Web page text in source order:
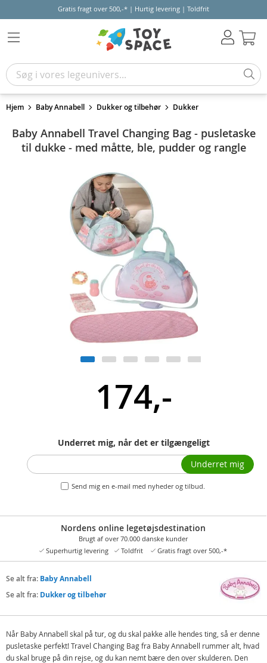
Gratis fragt over 500,-* | Hurtig levering | Toldfrit
Hjem Baby Annabell Dukker og tilbehør Dukker
Baby Annabell Travel Changing Bag - pusletaske
til dukke - med måtte, ble, pudder og rangle
174,-
Underret mig, når det er tilgængeligt
Send mig en e-mail med nyheder og tilbud.
Underret mig
Nordens online legetøjsdestination
Brugt af over 70.000 danske kunder
Superhurtig levering
Toldfrit Gratis fragt over 500,-*
Se alt fra: Baby Annabell
Se alt fra: Dukker og tilbehør
Når Baby Annabell skal på tur, og du skal pakke alle hendes ting, så er denne
pusletaske perfekt! Travel Changing Bag fra Baby Annabell rummer alt, hvad
du skal bruge på din rejse, og du kan nemt bære den over skulderen. Den